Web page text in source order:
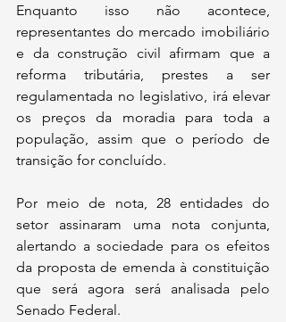
Enquanto isso não acontece,
representantes do mercado imobiliário
e da construção civil afirmam que a
reforma tributária, prestes a ser
regulamentada no legislativo, irá elevar
os preços da moradia para toda a
população, assim que o período de
transição for concluído.
Por meio de nota, 28 entidades do
setor assinaram uma nota conjunta,
alertando a sociedade para os efeitos
da proposta de emenda à constituição
que será agora será analisada pelo
Senado Federal.